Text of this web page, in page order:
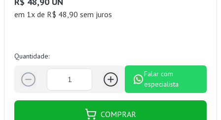
em 1x de R$ 48,90 sem juros
Quantidade:
Falar com
especialista
COMPRAR